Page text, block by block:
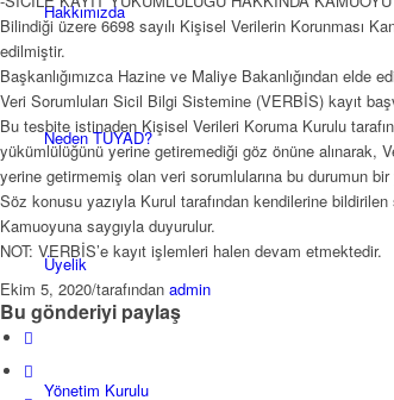
Hakkımızda
Neden TUYAD?
Üyelik
Yönetim Kurulu
Bilindiği üzere 6698 sayılı Kişisel Verilerin Korunması
edilmiştir.
Başkanlığımızca Hazine ve Maliye Bakanlığından elde
Veri Sorumluları Sicil Bilgi Sistemine (VERBİS) kayıt
Bu tesbite istinaden Kişisel Verileri Koruma Kurulu
yükümlülüğünü yerine getiremediği göz önüne alınarak,
yerine getirmemiş olan veri sorumlularına bu durumun
Söz konusu yazıyla Kurul tarafından kendilerine
Kamuoyuna saygıyla duyurulur.
NOT: VERBİS’e kayıt işlemleri halen devam etmektedir.
Ekim 5, 2020/tarafından admin
Bu gönderiyi paylaş